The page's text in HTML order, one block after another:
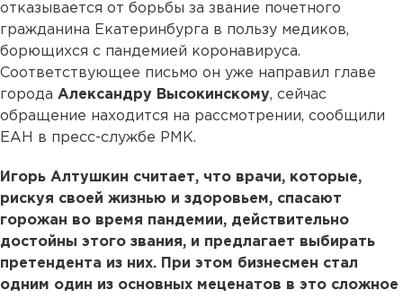
отказывается от борьбы за звание почетного
гражданина Екатеринбурга в пользу медиков,
борющихся с пандемией коронавируса.
Соответствующее письмо он уже направил главе
города Александру Высокинскому, сейчас
обращение находится на рассмотрении, сообщили
ЕАН в пресс-службе РМК.
Игорь Алтушкин считает, что врачи, которые,
рискуя своей жизнью и здоровьем, спасают
горожан во время пандемии, действительно
достойны этого звания, и предлагает выбирать
претендента из них. При этом бизнесмен стал
одним один из основных меценатов в это сложное